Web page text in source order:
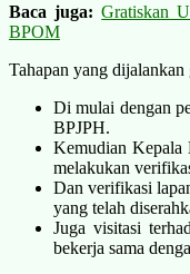
Baca juga: Gratiskan
BPOM
Tahapan yang
Di mulai dengan
BPJPH.
Kemudian Kepala
melakukan
Dan verifikasi
yang telah
Juga visitasi
bekerja sama